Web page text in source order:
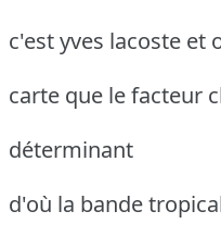
c'est yves lacoste et
carte que le facteur
déterminant
d'où la bande